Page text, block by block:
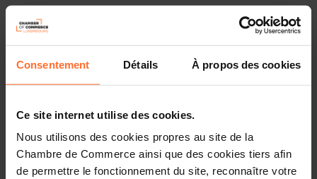
Consentement Détails À propos des cookies
Ce site internet utilise des cookies.
Nous utilisons des cookies propres au site de la
Chambre de Commerce ainsi que des cookies tiers afin
de permettre le fonctionnement du site, reconnaître votre
développement 2026-2030
qui vise à hisser le pays au
numériques, laconstructionet la
industrielle.établir des contacts de haut niveau et se
positionner sur un marché en pleine expansion.